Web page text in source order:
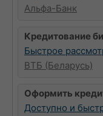
Альфа-Банк
Кредитование
Быстрое
ВТБ (Беларусь)
Оформить
Доступно и